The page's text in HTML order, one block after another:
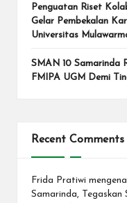
Penguatan Riset
Gelar Pembekalan
Universitas
SMAN 10 Samarinda
FMIPA UGM Demi
Recent Comments
Frida Pratiwi
Samarinda, Tegaskan